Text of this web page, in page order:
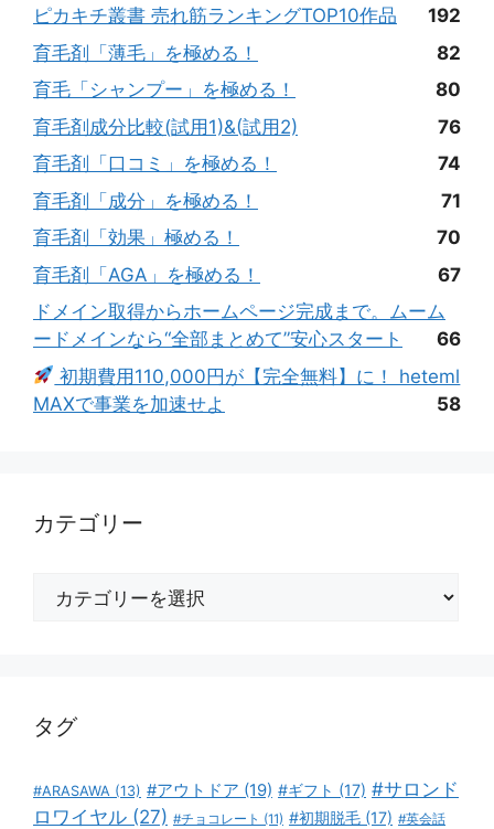
ピカキチ叢書 売れ筋ランキングTOP10作品
192
育毛剤「薄毛」を極める！
82
育毛「シャンプー」を極める！
80
育毛剤成分比較(試用1)&(試用2)
76
育毛剤「口コミ」を極める！
74
育毛剤「成分」を極める！
71
育毛剤「効果」極める！
70
育毛剤「AGA」を極める！
67
ドメイン取得からホームページ完成まで。ムーム
ードメインなら“全部まとめて”安心スタート
66
初期費用110,000円が【完全無料】に！ heteml
MAXで事業を加速せよ
58
カテゴリー
タグ
#ARASAWA (13) #アウトドア (19) #ギフト (17) #サロンド
ロワイヤル (27) #チョコレート (11) #初期脱毛 (17) #英会話